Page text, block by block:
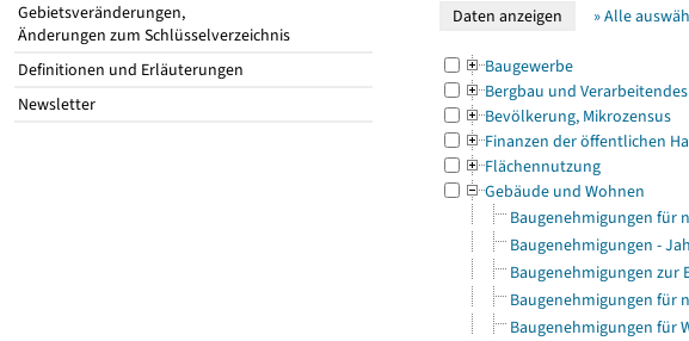
Gebietsveränderungen,
Änderungen zum Schlüsselverzeichnis
Definitionen und Erläuterungen
Newsletter
» Alle
Baugewerbe
Bergbau und
Bevölkerung, Mikrozensus
Finanzen der öffentlichen
Flächennutzung
Gebäude und Wohnen
Baugenehmigungen für
Baugenehmigungen -
Baugenehmigungen zur
Baugenehmigungen für
Baugenehmigungen für